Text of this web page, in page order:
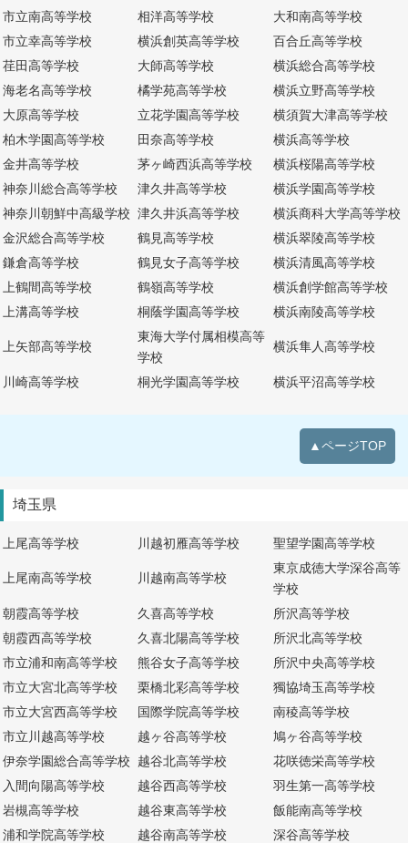
市立南高等学校 相洋高等学校
大和南高等学校
市立幸高等学校
横浜創英高等学校
百合丘高等学校
荏田高等学校
大師高等学校
横浜総合高等学校
海老名高等学校
橘学苑高等学校
横浜立野高等学校
大原高等学校
立花学園高等学校
横須賀大津高等学校
柏木学園高等学校
田奈高等学校
横浜高等学校
金井高等学校
茅ヶ崎西浜高等学校
横浜桜陽高等学校
神奈川総合高等学校
津久井高等学校
横浜学園高等学校
神奈川朝鮮中高級学校 津久井浜高等学校
横浜商科大学高等学校
金沢総合高等学校
鶴見高等学校
横浜翠陵高等学校
鎌倉高等学校
鶴見女子高等学校
横浜清風高等学校
上鶴間高等学校
鶴嶺高等学校
横浜創学館高等学校
上溝高等学校
桐蔭学園高等学校 横浜南陵高等学校
上矢部高等学校
東海大学付属相模高等
学校
横浜隼人高等学校
川崎高等学校 桐光学園高等学校 横浜平沼高等学校
▲ページTOP
埼玉県
上尾高等学校 川越初雁高等学校 聖望学園高等学校
上尾南高等学校 川越南高等学校
東京成徳大学深谷高等
学校
朝霞高等学校
久喜高等学校
所沢高等学校
朝霞西高等学校
久喜北陽高等学校
所沢北高等学校
市立浦和南高等学校
熊谷女子高等学校
所沢中央高等学校
市立大宮北高等学校
栗橋北彩高等学校
獨協埼玉高等学校
市立大宮西高等学校
国際学院高等学校
南稜高等学校
市立川越高等学校
越ヶ谷高等学校
鳩ヶ谷高等学校
伊奈学園総合高等学校
越谷北高等学校
花咲徳栄高等学校
入間向陽高等学校
越谷西高等学校
羽生第一高等学校
岩槻高等学校
越谷東高等学校
飯能南高等学校
浦和学院高等学校
越谷南高等学校
深谷高等学校